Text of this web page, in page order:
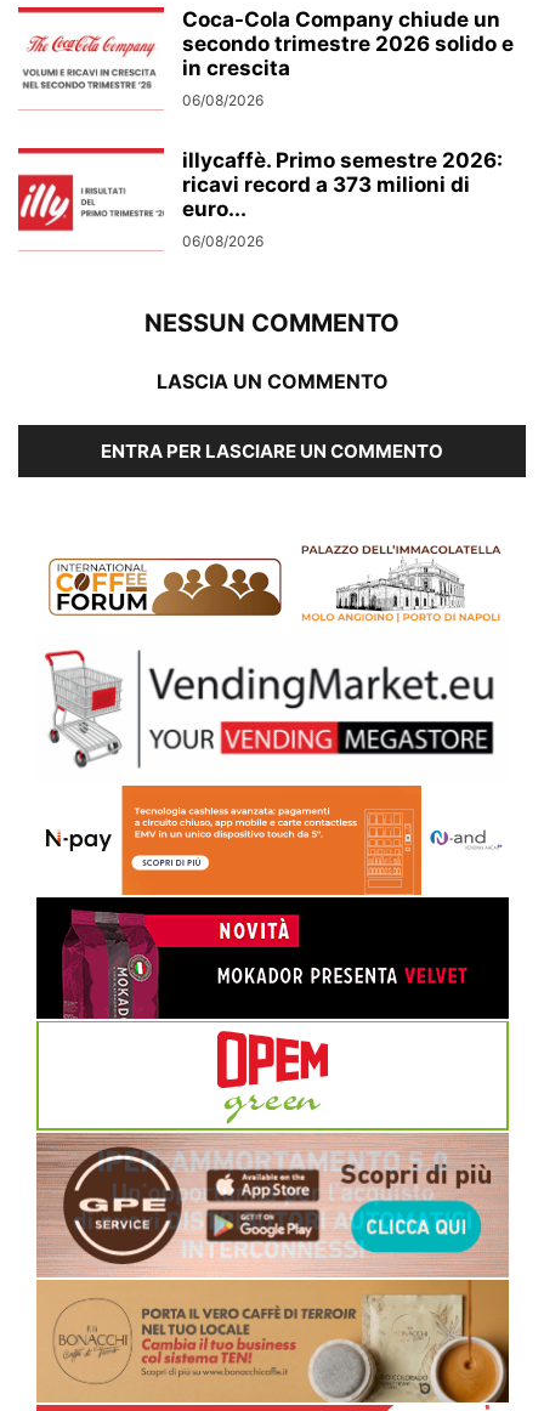
Coca-Cola Company chiude un
secondo trimestre 2026 solido e
in crescita
06/08/2026
illycaffè. Primo semestre 2026:
ricavi record a 373 milioni di
euro...
06/08/2026
NESSUN COMMENTO
LASCIA UN COMMENTO
ENTRA PER LASCIARE UN COMMENTO